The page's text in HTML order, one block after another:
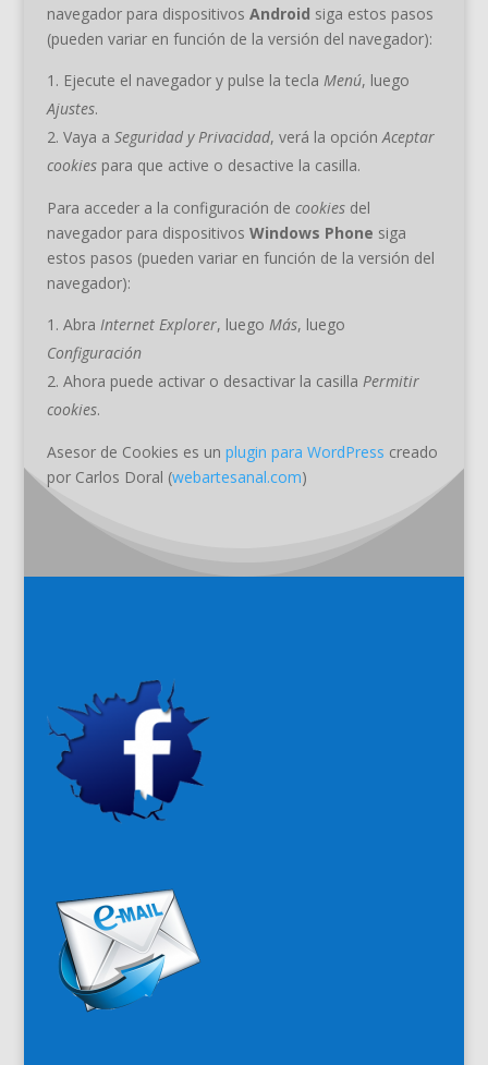
navegador para dispositivos Android siga estos pasos
(pueden variar en función de la versión del navegador):
Ejecute el navegador y pulse la tecla Menú, luego
Ajustes.
Vaya a Seguridad y Privacidad, verá la opciónAceptar
cookiespara que active o desactive la casilla.
Para acceder a la configuración de cookiesdel
navegador para dispositivos Windows Phone siga
estos pasos (pueden variar en función de la versión del
navegador):
Abra Internet Explorer, luego Más, luego
Configuración
Ahora puede activar o desactivar la casilla Permitir
cookies.
Asesor de Cookies es un plugin para WordPress creado
por Carlos Doral (webartesanal.com)